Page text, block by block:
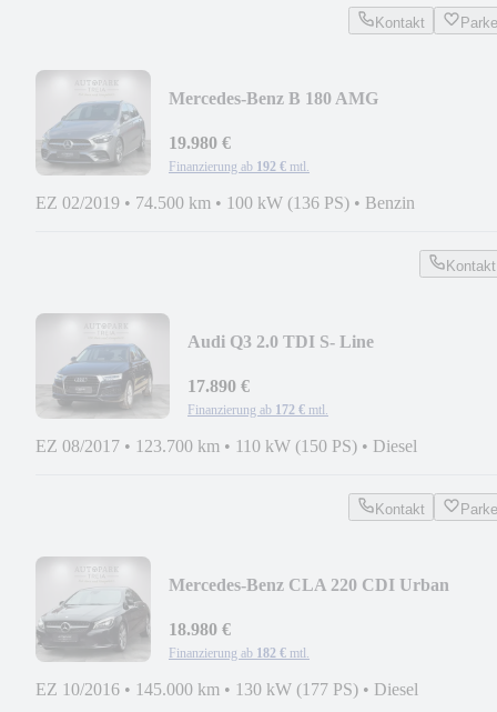
Kontakt
Mercedes-Benz B 180 AMG
19.980 €
Finanzierung ab 192 € mtl.
EZ 02/2019 • 74.500 km • 100 kW (136 PS) • Benzin
Kontakt
Audi Q3 2.0 TDI S- Line
17.890 €
Finanzierung ab 172 € mtl.
EZ 08/2017 • 123.700 km • 110 kW (150 PS) • Diesel
Kontakt
Mercedes-Benz CLA 220 CDI Urban
18.980 €
Finanzierung ab 182 € mtl.
EZ 10/2016 • 145.000 km • 130 kW (177 PS) • Diesel